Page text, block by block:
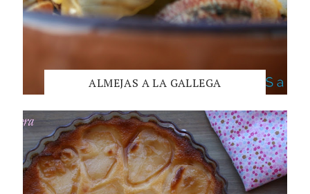
ALMEJAS A LA GALLEGA